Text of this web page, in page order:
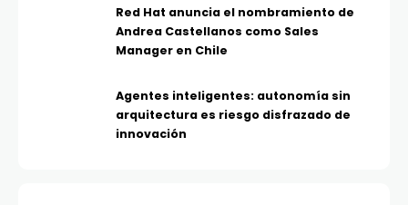
Red Hat anuncia el nombramiento de
Andrea Castellanos como Sales
Manager en Chile
Agentes inteligentes: autonomía sin
arquitectura es riesgo disfrazado de
innovación